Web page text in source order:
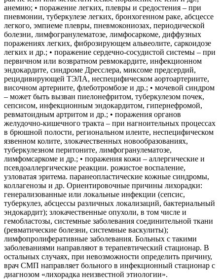
анемию; • поражение легких, плевры и средостения – при
пневмонии, туберкулезе легких, бронхогенном раке, абсцессе
легкого, эмпиеме плевры, пневмокониозах, периодической
болезни, лимфогранулематозе, лимфосаркоме, диффузных
поражениях легких, фиброзирующем альвеолите, саркоидозе
легких и др.; • поражение сердечно-сосудистой системы – при
первичном или возвратном ревмокардите, инфекционном
эндокардите, синдроме Дресслера, миксоме предсердий,
рецидивирующей ТЭЛА, неспецифическом аортоартериите,
височном артериите, флеботромбозе и др.; • мочевой синдром
– может быть вызван пиелонефритом, туберкулезом почек,
сепсисом, инфекционным эндокардитом, гипернефромой,
ревматоидным артритом и др.; • поражения органов
желудочно-кишечного тракта – при нагноительных процессах
в брюшной полости, региональном илеите, неспецифическом
язвенном колите, злокачественных новообразованиях,
туберкулезном перитоните, лимфогранулематозе,
лимфомсаркоме и др.; • поражения кожи – аллергические и
псевдоаллергические реакции. рожистое воспаление,
узловатая эритема. паранеопластические кожные синдромы,
коллагенозы и др. Ориентировочные причины лихорадки:
генерализованные или локальные инфекции (сепсис,
туберкулез, абсцессы различных локализаций, бактериальный
эндокардит); злокачественные опухоли, в том числе и
гемобластозы, системные заболевания соединительной ткани
(ревматические болезни, системные васкулиты);
лимфопролиферативные заболевания. Больных с такими
заболеваниями направляют в терапевтический стационар. В
остальных случаях, при невозможности определить причину,
врач СМП направляет больного в инфекционный стационар с
диагнозом «лихорадка неизвестной этиологии».